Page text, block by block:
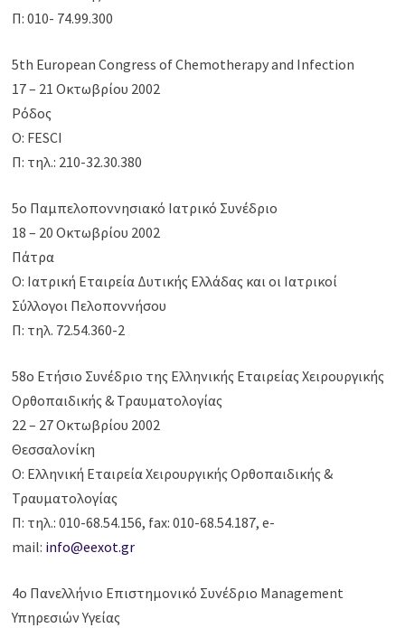
Π: 010- 74.99.300
5th European Congress of Chemotherapy and Infection
17 – 21 Οκτωβρίου 2002
Ρόδος
Ο: FESCI
Π: τηλ.: 210-32.30.380
5o Παμπελοποννησιακό Ιατρικό Συνέδριο
18 – 20 Οκτωβρίου 2002
Πάτρα
Ο: Ιατρική Εταιρεία Δυτικής Ελλάδας και οι Ιατρικοί
Σύλλογοι Πελοποννήσου
Π: τηλ. 72.54.360-2
58ο Ετήσιο Συνέδριο της Ελληνικής Εταιρείας Χειρουργικής
Ορθοπαιδικής & Τραυματολογίας
22 – 27 Οκτωβρίου 2002
Θεσσαλονίκη
Ο: Ελληνική Εταιρεία Χειρουργικής Ορθοπαιδικής &
Τραυματολογίας
Π: τηλ.: 010-68.54.156, fax: 010-68.54.187, e-
mail: info@eexot.gr
4ο Πανελλήνιο Επιστημονικό Συνέδριο Management
Υπηρεσιών Υγείας